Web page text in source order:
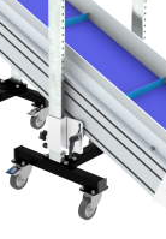
opaco
(lato sinistro),
multi tensione
3F